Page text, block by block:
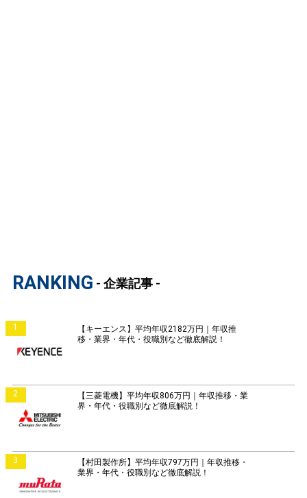
RANKING - 企業記事 -
1
【キーエンス】平均年収2182万円｜年収推
移・業界・年代・役職別など徹底解説！
2
【三菱電機】平均年収806万円｜年収推移・業
界・年代・役職別など徹底解説！
3
【村田製作所】平均年収797万円｜年収推移・
業界・年代・役職別など徹底解説！